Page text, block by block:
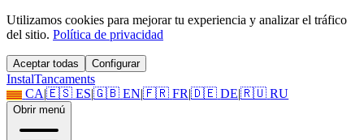
Utilizamos cookies para mejorar tu experiencia y analizar el tráfico
del sitio. Política de privacidad
Aceptar todas Configurar
InstalTancaments
CA|🇪🇸 ES|🇬🇧 EN|🇫🇷 FR|🇩🇪 DE|🇷🇺 RU
Obrir menú